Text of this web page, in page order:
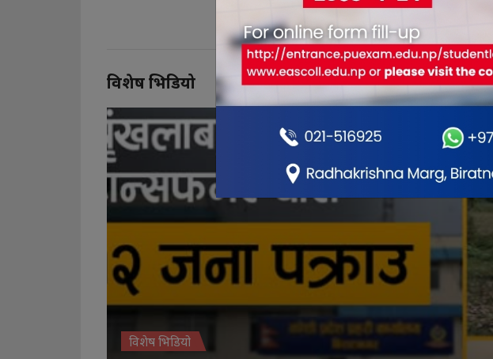
विशेष भिडियो
विशेष भिडियो